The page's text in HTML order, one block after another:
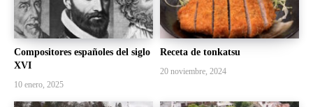
Compositores españoles del siglo
XVI
10 enero, 2025
Receta de tonkatsu
20 noviembre, 2024